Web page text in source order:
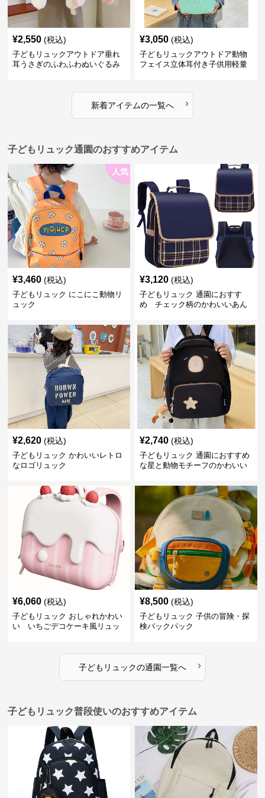
¥2,550 (税込)
子どもリュックアウトドア垂れ
耳うさぎのふわふわぬいぐるみ
¥3,050 (税込)
子どもリュックアウトドア動物
フェイス立体耳付き子供用軽量
新着アイテムの一覧へ ›
子どもリュック通園のおすすめアイテム
人気
¥3,460 (税込)
子どもリュック にこにこ動物リ
ュック
¥3,120 (税込)
子どもリュック 通園におすす
め チェック柄のかわいいあん
¥2,620 (税込)
子どもリュック かわいいレトロ
なロゴリュック
¥2,740 (税込)
子どもリュック 通園におすすめ
な星と動物モチーフのかわいい
¥6,060 (税込)
子どもリュック おしゃれかわい
い いちごデコケーキ風リュッ
¥8,500 (税込)
子どもリュック 子供の冒険・探
検バックパック
子どもリュックの通園一覧へ ›
子どもリュック普段使いのおすすめアイテム